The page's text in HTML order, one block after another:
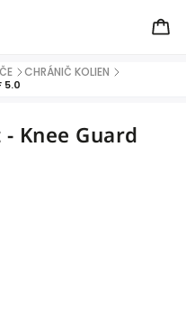
/ CHRÁNIČ KOLIEN /
5.0
Knee Guard